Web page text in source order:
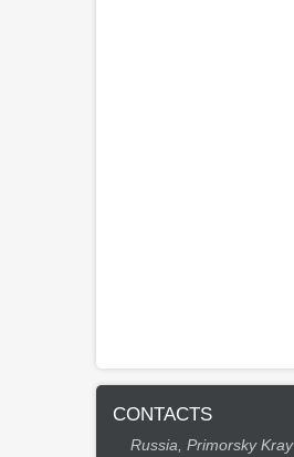
CONTACTS
Russia, Primorsky Kray